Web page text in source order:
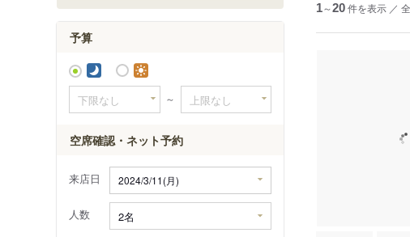
予算
～
空席確認・ネット予約
来店日
人数
1～20件を表示 ／ 全